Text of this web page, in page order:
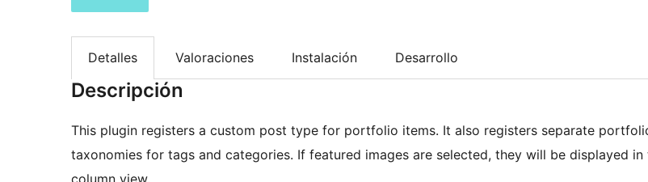
Detalles Valoraciones Instalación Desarrollo
Descripción
This plugin registers a custom post type for portfolio items. It also registers separate portfolio
taxonomies for tags and categories. If featured images are selected, they will be displayed in the
column view.